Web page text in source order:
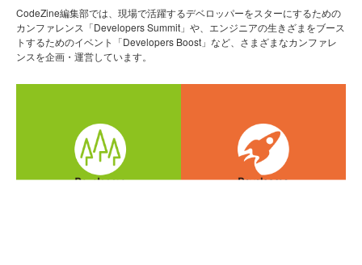
CodeZine編集部では、現場で活躍するデベロッパーをスターにするための
カンファレンス「Developers Summit」や、エンジニアの生きざまをブース
トするためのイベント「Developers Boost」など、さまざまなカンファレ
ンスを企画・運営しています。